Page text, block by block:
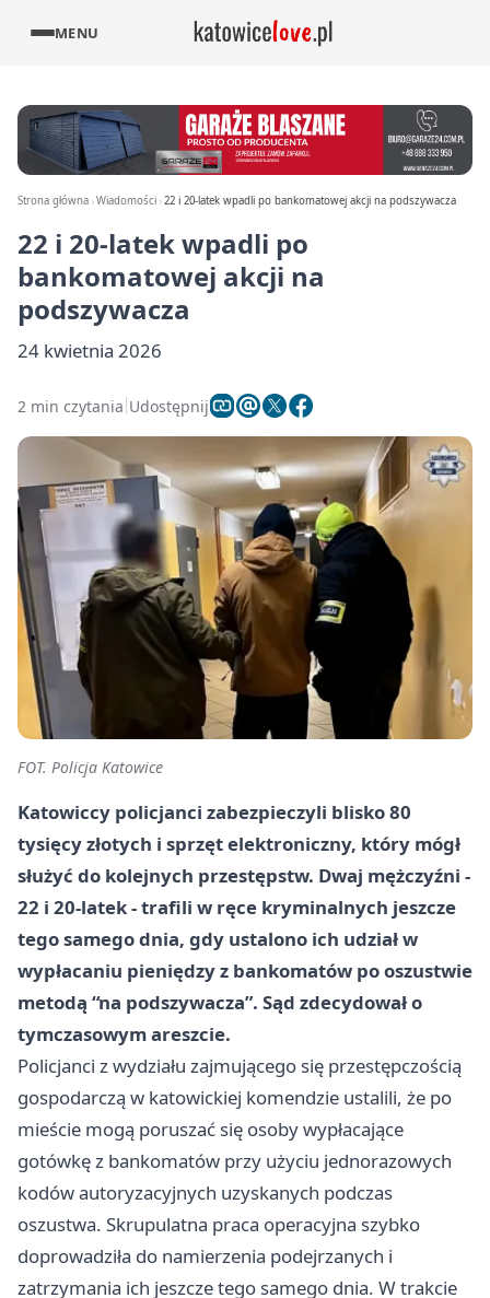
MENU
Strona główna Wiadomości 22 i 20-latek wpadli po bankomatowej akcji na podszywacza
22 i 20-latek wpadli po
bankomatowej akcji na
podszywacza
24 kwietnia 2026
2 min czytania Udostępnij
FOT. Policja Katowice
Katowiccy policjanci zabezpieczyli blisko 80
tysięcy złotych i sprzęt elektroniczny, który mógł
służyć do kolejnych przestępstw. Dwaj mężczyźni -
22 i 20-latek - trafili w ręce kryminalnych jeszcze
tego samego dnia, gdy ustalono ich udział w
wypłacaniu pieniędzy z bankomatów po oszustwie
metodą “na podszywacza”. Sąd zdecydował o
tymczasowym areszcie.
Policjanci z wydziału zajmującego się przestępczością
gospodarczą w katowickiej komendzie ustalili, że po
mieście mogą poruszać się osoby wypłacające
gotówkę z bankomatów przy użyciu jednorazowych
kodów autoryzacyjnych uzyskanych podczas
oszustwa. Skrupulatna praca operacyjna szybko
doprowadziła do namierzenia podejrzanych i
zatrzymania ich jeszcze tego samego dnia. W trakcie